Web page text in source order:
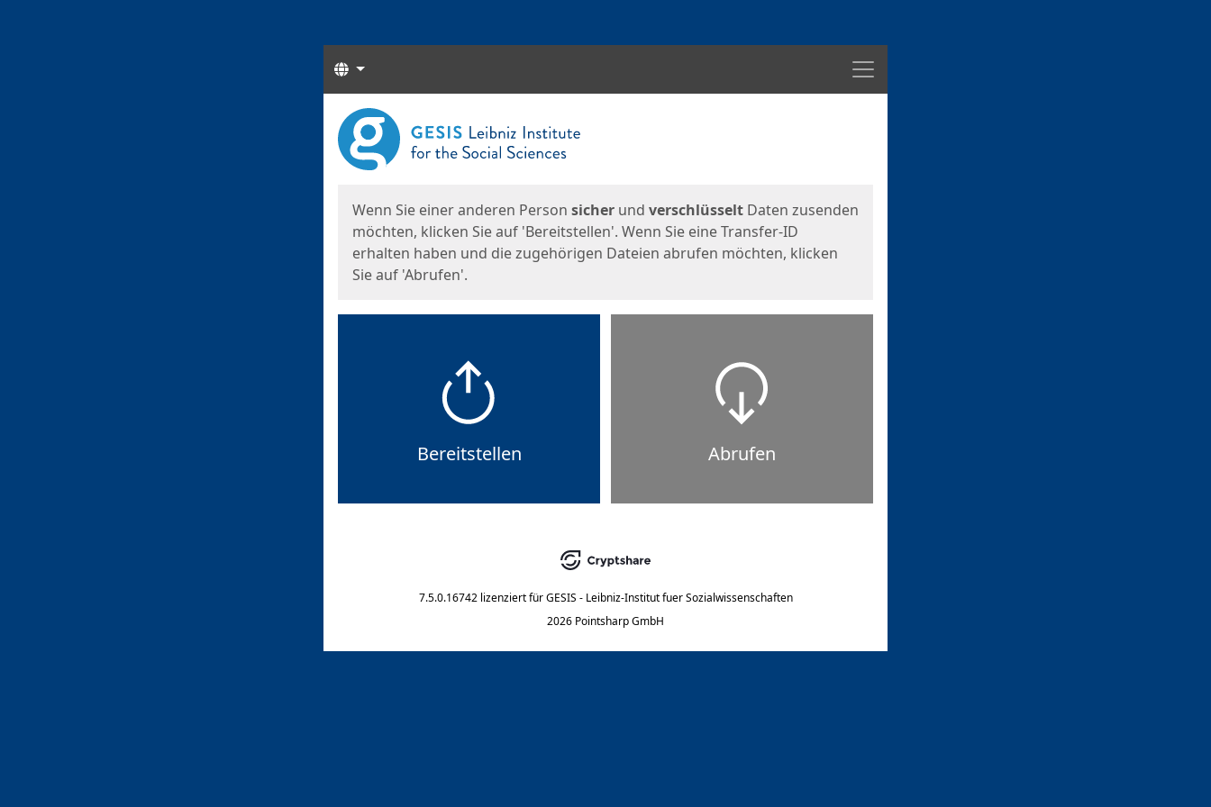
Menü
Sprachen
Start
Wenn Sie einer anderen Person sicher und verschlüsselt Daten zusenden
möchten, klicken Sie auf 'Bereitstellen'. Wenn Sie eine Transfer-ID
erhalten haben und die zugehörigen Dateien abrufen möchten, klicken
Sie auf 'Abrufen'.
Bereitstellen Abrufen
7.5.0.16742 lizenziert für GESIS - Leibniz-Institut fuer Sozialwissenschaften
2026 Pointsharp GmbH